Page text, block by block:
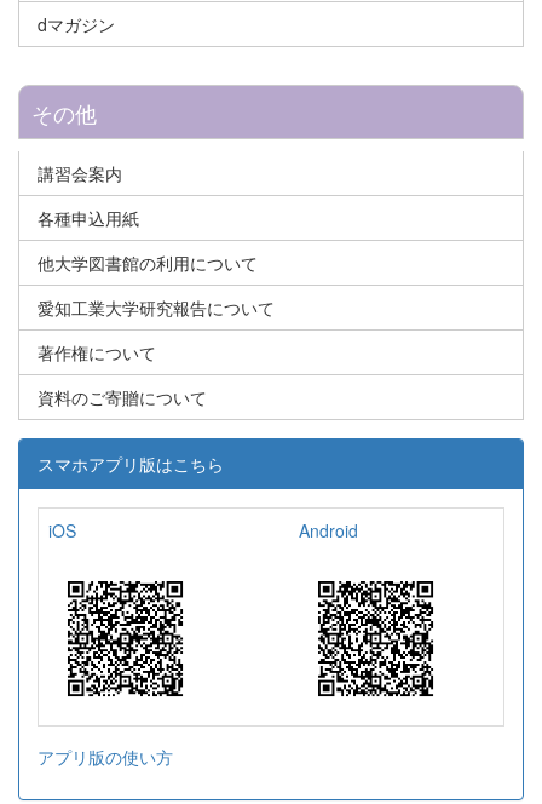
dマガジン
その他
講習会案内
各種申込用紙
他大学図書館の利用について
愛知工業大学研究報告について
著作権について
資料のご寄贈について
スマホアプリ版はこちら
iOS Android
アプリ版の使い方